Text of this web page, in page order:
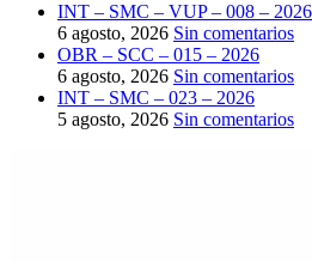
INT – SMC – VUP – 008 – 2026
6 agosto, 2026 Sin comentarios
OBR – SCC – 015 – 2026
6 agosto, 2026 Sin comentarios
INT – SMC – 023 – 2026
5 agosto, 2026 Sin comentarios